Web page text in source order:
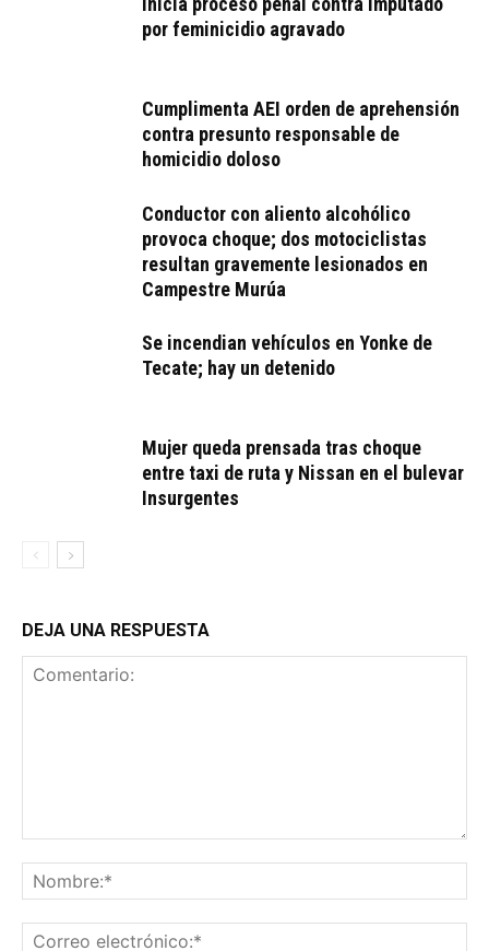
por feminicidio agravado
Cumplimenta AEI orden de aprehensión
contra presunto responsable de
homicidio doloso
Conductor con aliento alcohólico
provoca choque; dos motociclistas
resultan gravemente lesionados en
Campestre Murúa
Se incendian vehículos en Yonke de
Tecate; hay un detenido
Mujer queda prensada tras choque
entre taxi de ruta y Nissan en el bulevar
Insurgentes
DEJA UNA RESPUESTA